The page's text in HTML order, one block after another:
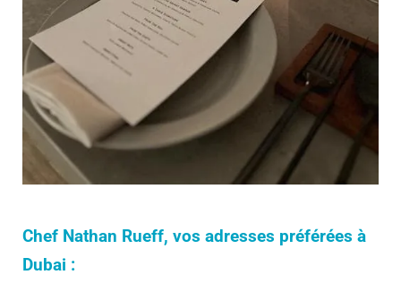
Chef Nathan Rueff, vos adresses préférées à
Dubai :